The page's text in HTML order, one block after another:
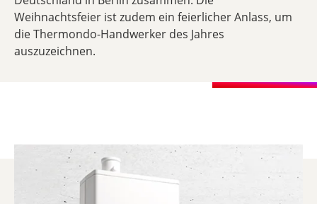
Weihnachtsfeier ist zudem ein feierlicher Anlass, um
die Thermondo-Handwerker des Jahres
auszuzeichnen.